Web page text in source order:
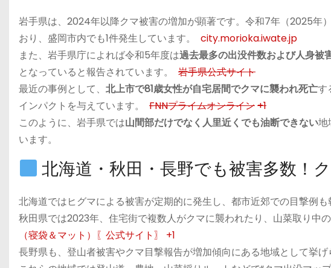
岩手県は、2024年以降クマ被害の増加が顕著です。令和7年（2025年
おり、盛岡市内でも1件発生しています。
city.morioka.iwate.jp
また、岩手県庁によれば令和5年度は過去最多の出没件数および人身被
となっていると報告されています。
岩手県公式サイト
最近の事例として、 北上市で81歳女性が自宅居間でクマに襲われ死亡す
インパクトを与えています。
FNNプライムオンライン+1
このように、岩手県では山間部だけでなく人里近くでも油断できない地
います。
北海道・秋田・長野でも被害多数！
北海道ではヒグマによる被害が定期的に発生し、都市近郊での目撃例も
秋田県では2023年、住宅街で複数人がクマに襲われたり、山菜取り中
（寝袋＆マット）〖公式サイト〗
+1
長野県も、登山者被害やクマ目撃報告が増加傾向にある地域として挙げ